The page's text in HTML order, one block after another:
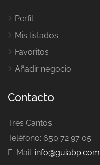
Perfil
Mis listados
Favoritos
Añadir negocio
Contacto
Tres Cantos
Teléfono: 650 72 97 05
E-Mail: info@guiabp.com